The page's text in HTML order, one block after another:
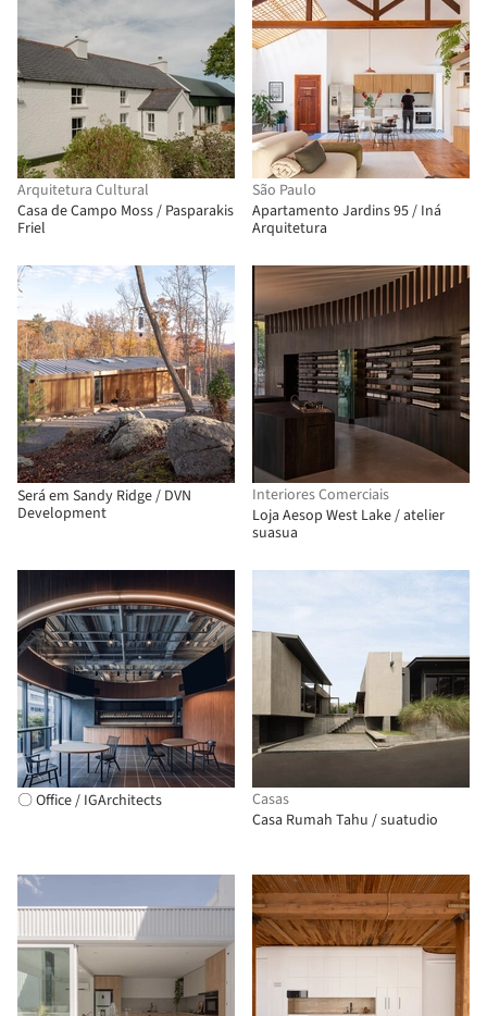
Arquitetura Cultural
Casa de Campo Moss / Pasparakis
Friel
São Paulo
Apartamento Jardins 95 / Iná
Arquitetura
Será em Sandy Ridge / DVN
Development
Interiores Comerciais
Loja Aesop West Lake / atelier
suasua
〇 Office / IGArchitects
Casas
Casa Rumah Tahu / suatudio